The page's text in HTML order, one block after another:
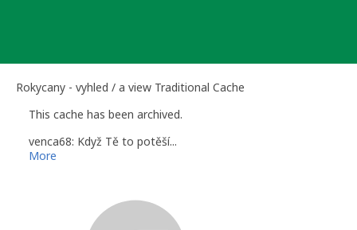
Rokycany - vyhled / a view Traditional Cache
This cache has been archived.
venca68: Když Tě to potěší...
More